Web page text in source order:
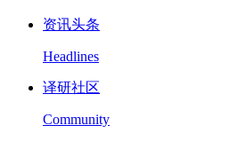
资讯头条
Headlines
译研社区
Community